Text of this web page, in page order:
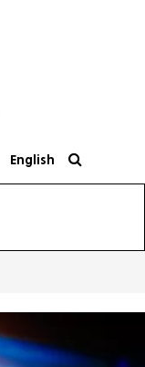
English